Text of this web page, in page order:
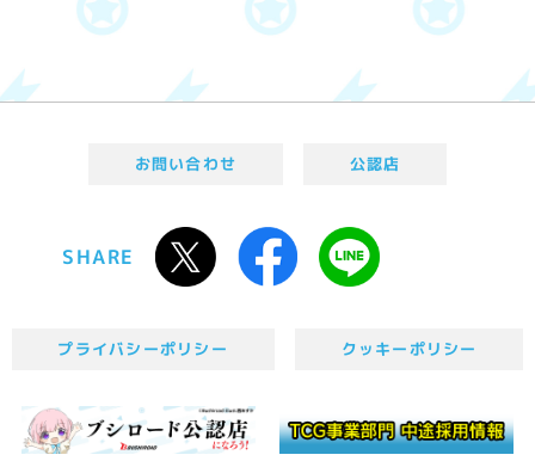
お問い合わせ 公認店
SHARE
プライバシーポリシー クッキーポリシー